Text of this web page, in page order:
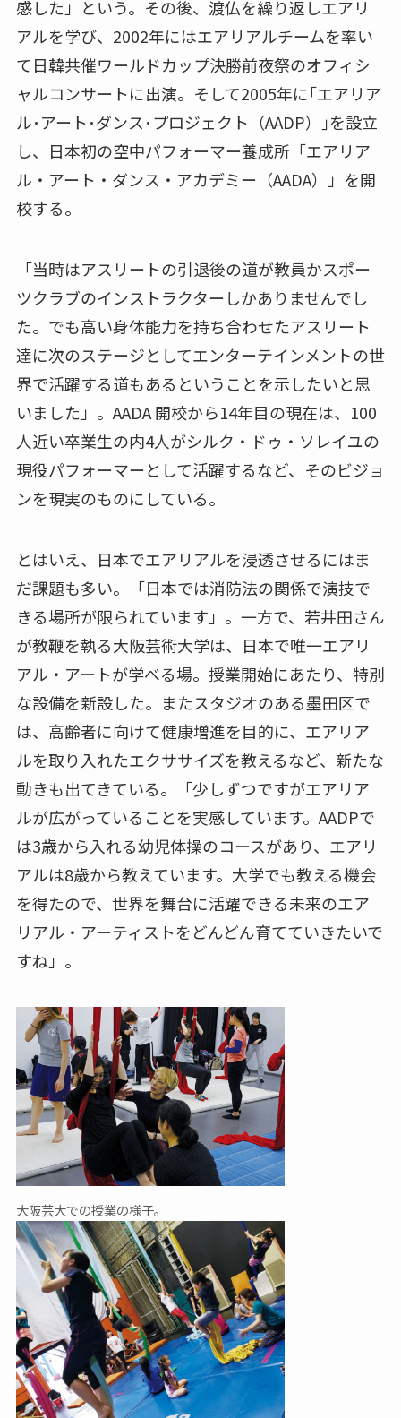
感した」という。その後、渡仏を繰り返しエアリ
アルを学び、2002年にはエアリアルチームを率い
て日韓共催ワールドカップ決勝前夜祭のオフィシ
ャルコンサートに出演。そして2005年に｢エアリア
ル･アート･ダンス･プロジェクト（AADP）｣を設立
し、日本初の空中パフォーマー養成所「エアリア
ル・アート・ダンス・アカデミー（AADA）」を開
校する。
「当時はアスリートの引退後の道が教員かスポー
ツクラブのインストラクターしかありませんでし
た。でも高い身体能力を持ち合わせたアスリート
達に次のステージとしてエンターテインメントの世
界で活躍する道もあるということを示したいと思
いました」。AADA 開校から14年目の現在は、100
人近い卒業生の内4人がシルク・ドゥ・ソレイユの
現役パフォーマーとして活躍するなど、そのビジョ
ンを現実のものにしている。
とはいえ、日本でエアリアルを浸透させるにはま
だ課題も多い。「日本では消防法の関係で演技で
きる場所が限られています」。一方で、若井田さん
が教鞭を執る大阪芸術大学は、日本で唯一エアリ
アル・アートが学べる場。授業開始にあたり、特別
な設備を新設した。またスタジオのある墨田区で
は、高齢者に向けて健康増進を目的に、エアリア
ルを取り入れたエクササイズを教えるなど、新たな
動きも出てきている。「少しずつですがエアリア
ルが広がっていることを実感しています。AADPで
は3歳から入れる幼児体操のコースがあり、エアリ
アルは8歳から教えています。大学でも教える機会
を得たので、世界を舞台に活躍できる未来のエア
リアル・アーティストをどんどん育てていきたいで
すね」。
大阪芸大での授業の様子。